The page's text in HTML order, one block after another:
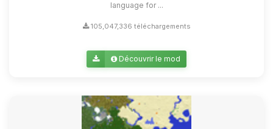
language for ...
105,047,336 téléchargements
Découvrir le mod